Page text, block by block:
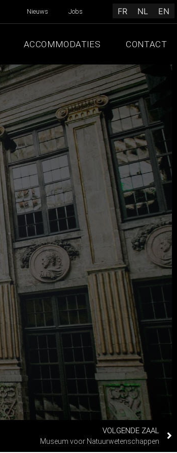
Nieuws Jobs FR NL EN
ACCOMMODATIES CONTACT
VOLGENDE ZAAL
Museum voor Natuurwetenschappen